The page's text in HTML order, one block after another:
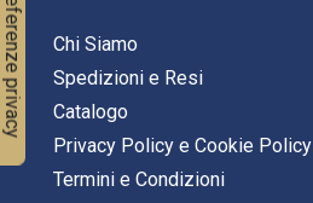
Chi Siamo
Spedizioni e Resi
Catalogo
Privacy Policy e Cookie Policy
Termini e Condizioni